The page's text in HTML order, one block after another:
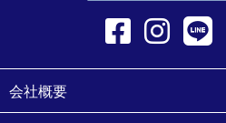
会社概要